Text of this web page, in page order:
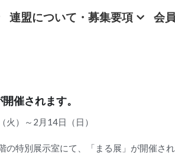
連盟について・募集要項 会
催されます。
火）～2月14日（日）
の特別展示室にて、「まる展」が開催され